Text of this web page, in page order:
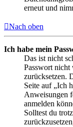
erneut und
Nach oben
Ich habe mein
Das ist nicht
Passwort nicht
zurücksetzen.
Seite auf „Ich
Anweisungen
anmelden
Solltest du